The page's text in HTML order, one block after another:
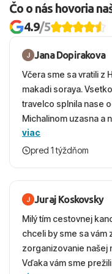
Čo o nás hovoria
4.9/5
Jana Dopirakova
Včera sme sa vratili z
makadi soraya.
travelco splnila nase
Michalinom uzasna a
vecernych hodinach
krasny, cisty. Sluzby
viac
pred 1 týždňom
Juraj Koskovsky
Milý tím cestovnej
chceli by sme sa
zorganizovanie našej
Vďaka vám sme